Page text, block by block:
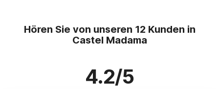
Hören Sie von unseren 12 Kunden in
Castel Madama
4.2/5